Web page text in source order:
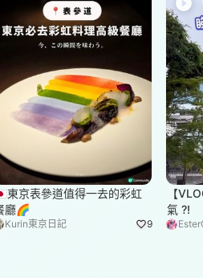
東京表參道值得一去的彩虹
廳🌈
Kurin東京日記 9
【
氣 ?!